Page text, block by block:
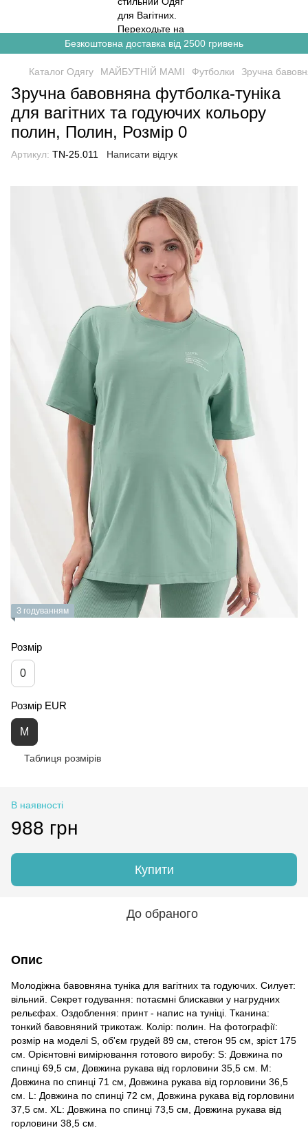
Безкоштовна доставка від 2500 гривень
Каталог Одягу МАЙБУТНІЙ МАМІ Футболки Зручна
Зручна бавовняна футболка-туніка
для вагітних та годуючих кольору
полин, Полин, Розмір 0
Артикул: TN-25.011 Написати відгук
З годуванням
Розмір
0
Розмір EUR
M
Таблиця розмірів
В наявності
988 грн
Купити
До обраного
Опис
Молодіжна бавовняна туніка для вагітних та годуючих. Силует:
вільний. Секрет годування: потаємні блискавки у нагрудних
рельєфах. Оздоблення: принт - напис на туніці. Тканина:
тонкий бавовняний трикотаж. Колір: полин. На фотографії:
розмір на моделі S, об'єм грудей 89 см, стегон 95 см, зріст 175
см. Орієнтовні вимірювання готового виробу: S: Довжина по
спинці 69,5 см, Довжина рукава від горловини 35,5 см. M:
Довжина по спинці 71 см, Довжина рукава від горловини 36,5
см. L: Довжина по спинці 72 см, Довжина рукава від горловини
37,5 см. ХL: Довжина по спинці 73,5 см, Довжина рукава від
горловини 38,5 см.